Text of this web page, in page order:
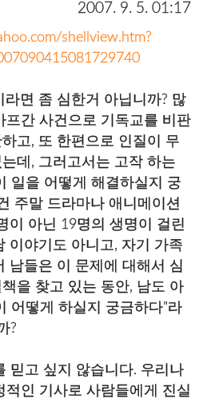
2007. 9. 5. 01:17
shellview.htm?
라면 좀 심한거 아닙니까? 많
프간 사건으로 기독교를 비판
고, 또 한편으로 인질이 무
데, 그러고서는 고작 하는
일을 어떻게 해결하실지 궁
주말 드라마나 애니메이션
이 아닌 19명의 생명이 걸린
이야기도 아니고, 자기 가족
남들은 이 문제에 대해서 심
을 찾고 있는 동안, 남도 아
어떻게 하실지 궁금하다"라
?
믿고 싶지 않습니다. 우리나
적인 기사로 사람들에게 진실